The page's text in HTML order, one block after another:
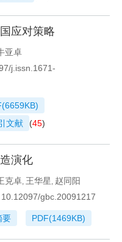
应对策略
亚卓
j.issn.1671-
6659KB)
文献 (45)
演化
克卓, 王华星, 赵同阳
10.12097/gbc.20091217
要 PDF(1469KB)